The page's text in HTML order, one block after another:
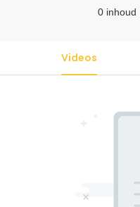
0 inhoud
Videos